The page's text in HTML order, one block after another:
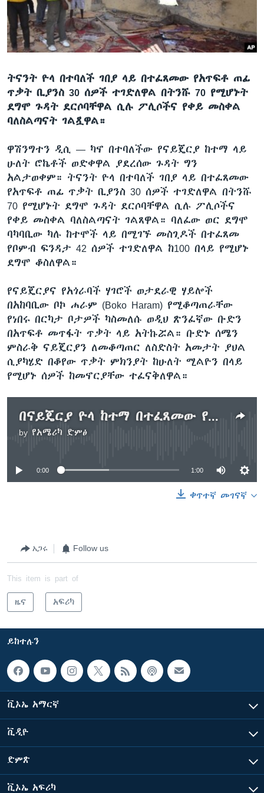
ቋንቋዎች
ትናንት ዮላ በተባለች ገበያ ላይ በተፈጸመው የአጥፍቶ ጠፊ
ጥቃት ቢያንስ 30 ሰዎች ተገድለዋል በትንሹ 70 የሚሆኑት
ደግሞ ጉዳት ደርሶባቸዋል ሲሉ ፖሊሶችና የቀይ መስቀል
ባለስልጣናት ገልጿዋል።
ዋሽንግተን ዲሲ — ካኖ በተባለችው የናይጄርያ ከተማ ላይ
ሁለት ሮኬቶች ወድቀዋል ያደረሰው ጉዳት ግን
አልታወቀም። ትናንት ዮላ በተባለች ገበያ ላይ በተፈጸመው
የአጥፍቶ ጠፊ ጥቃት ቢያንስ 30 ሰዎች ተገድለዋል በትንሹ
70 የሚሆኑት ደግሞ ጉዳት ደርሶባቸዋል ሲሉ ፖሊሶችና
የቀይ መስቀል ባለስልጣናት ገልጸዋል። ባለፈው ወር ደግሞ
ባካባቢው ካሉ ከተሞች ላይ በሚገኙ መስጊዶች በተፈጸመ
የቦምብ ፍንዳታ 42 ሰዎች ተገድለዋል ከ100 በላይ የሚሆኑ
ደግሞ ቆስለዋል።
የናይጄርያና የአጎራባች ሃገሮች ወታደራዊ ሃይሎች
በአከባቢው ቦኮ ሐራም (Boko Haram) የሚቆጣጠራቸው
የነበሩ በርካታ ቦታዎች ካስመለሱ ወዲህ ጽንፈኛው ቡድን
በአጥፍቶ መጥፋት ጥቃት ላይ አትኩሯል። ቡድኑ ሰሜን
ምስራቅ ናይጄርያን ለመቆጣጠር ለስድስት አመታት ያህል
ሲያካሄድ በቆየው ጥቃት ምክንያት ከሁለት ሚልዮን በላይ
የሚሆኑ ሰዎች ከመኖርያቸው ተፈናቅለዋል።
በናይጄርያ ዮላ ከተማ በተፈጸመው የሽበር ጥቃት 30 ሰዎች ተገድለዋል
by የአሜሪካ ድምፅ
No media source currently available
0:00 1:00
ቀጥተኛ መገናኛ
አጋሩ Follow us
This item is part of
ዜና አፍሪካ
ይከተሉን
ቪኦኤ አማርኛ
ቪዲዮ
ድምጽ
ቪኦኤ አፍሪካ